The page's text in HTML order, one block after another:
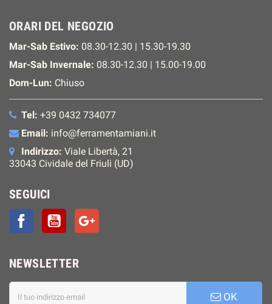
ORARI DEL NEGOZIO
Mar-Sab Estivo: 08.30-12.30 | 15.30-19.30
Mar-Sab Invernale: 08.30-12.30 | 15.00-19.00
Dom-Lun: Chiuso
Tel: +39 0432 734077
Email: info@ferramentamiani.it
Indirizzo: Viale Libertà, 21
33043 Cividale del Friuli (UD)
SEGUICI
FacebookYouTube
NEWSLETTER
OK